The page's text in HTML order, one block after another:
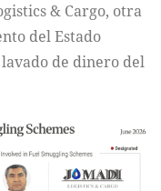
& Cargo, otra
del Estado
de dinero del